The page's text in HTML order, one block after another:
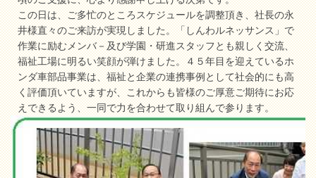
この日は、ご多忙のところスケジュールを調整頂き、社長の永
井様直々のご来訪が実現しました。「しんわルネッサンス」で
作業に励むメンバ－及び学園・研進スタッフとも親しく交流、
福祉工場に明るい笑顔が弾けました。４５年目を迎えているホ
ンダ車部品事業は、福祉と企業の連携事例として社会的にも高
く評価頂いていますが、これからも皆様のご厚意ご期待にお応
えできるよう、一同で力を合わせて取り組んで参ります。